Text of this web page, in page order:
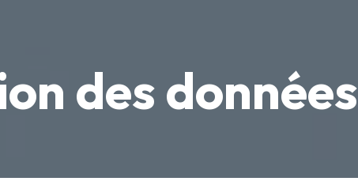
des données